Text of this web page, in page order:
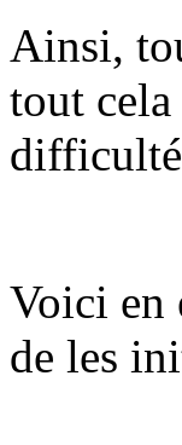
Ainsi,
tout
Voici en
de les